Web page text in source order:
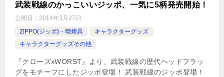
武装戦線のかっこいいジッポ、一気に5柄発売開始！
公開日： 2014年3月27日
ZIPPO(ジッポ)・喫煙具
キャラクターグッズ
キャラクターグッズその他
『クローズxWORST』より、武装戦線の歴代ヘッドフラッ
グをモチーフにしたジッポ登場！ 武装戦線のジッポ登場！